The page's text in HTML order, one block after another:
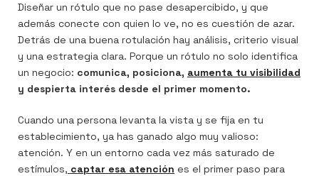
Diseñar un rótulo que no pase desapercibido, y que
además conecte con quien lo ve, no es cuestión de azar.
Detrás de una buena rotulación hay análisis, criterio visual
y una estrategia clara. Porque un rótulo no solo identifica
un negocio: comunica, posiciona, aumenta tu visibilidad
y despierta interés desde el primer momento.
Cuando una persona levanta la vista y se fija en tu
establecimiento, ya has ganado algo muy valioso:
atención. Y en un entorno cada vez más saturado de
estímulos, captar esa atención es el primer paso para